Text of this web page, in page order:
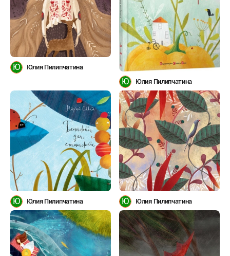
Ю Юлия Пилипчатина
Ю Юлия Пилипчатина
Ю Юлия Пилипчатина Ю Юлия Пилипчатина